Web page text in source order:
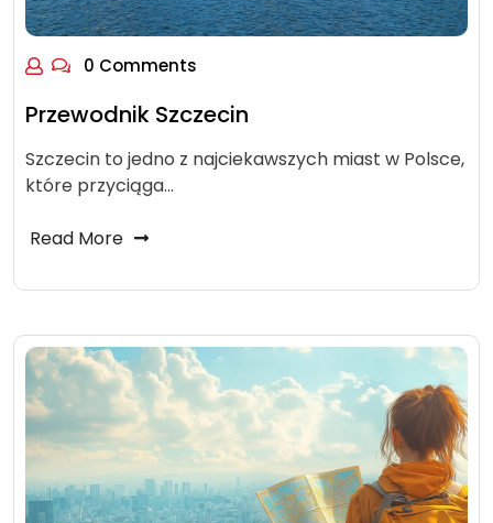
0 Comments
Przewodnik Szczecin
Szczecin to jedno z najciekawszych miast w Polsce,
które przyciąga…
Read More